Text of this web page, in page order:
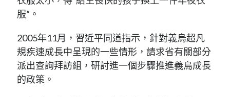
服”。
2005年11月，習近平同道指示，針對義烏超凡
規疾速成長中呈現的一些情形，請求省有關部分
派出查詢拜訪組，研討進一個步驟推進義烏成長
的政策。